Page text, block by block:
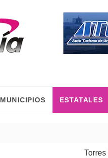
MUNICIPIOS ESTATALES
Torres Piña: la